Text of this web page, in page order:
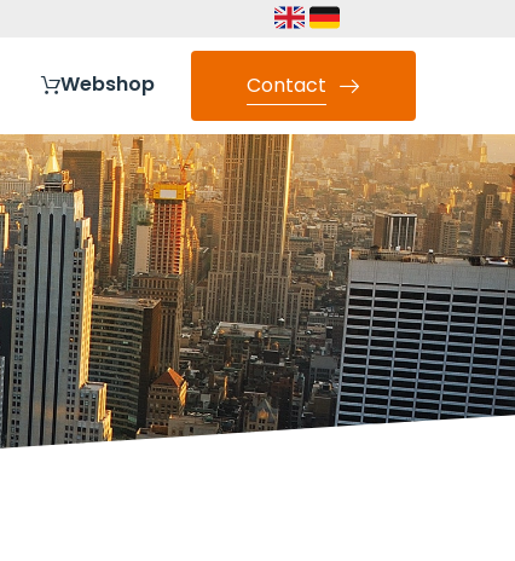
Webshop Contact